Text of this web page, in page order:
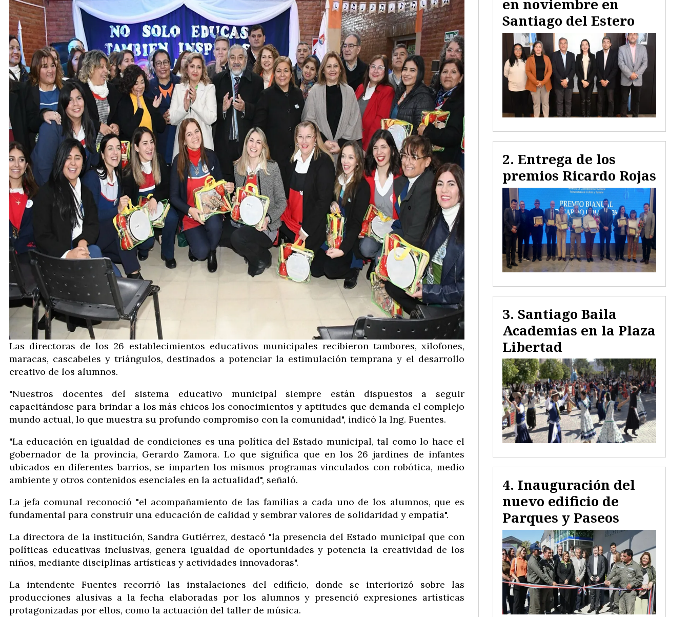
Las directoras de los 26 establecimientos educativos municipales recibieron tambores, xilofones,
maracas, cascabeles y triángulos, destinados a potenciar la estimulación temprana y el desarrollo
creativo de los alumnos.
"Nuestros docentes del sistema educativo municipal siempre están dispuestos a seguir
capacitándose para brindar a los más chicos los conocimientos y aptitudes que demanda el complejo
mundo actual, lo que muestra su profundo compromiso con la comunidad", indicó la Ing. Fuentes.
"La educación en igualdad de condiciones es una política del Estado municipal, tal como lo hace el
gobernador de la provincia, Gerardo Zamora. Lo que significa que en los 26 jardines de infantes
ubicados en diferentes barrios, se imparten los mismos programas vinculados con robótica, medio
ambiente y otros contenidos esenciales en la actualidad", señaló.
La jefa comunal reconoció "el acompañamiento de las familias a cada uno de los alumnos, que es
fundamental para construir una educación de calidad y sembrar valores de solidaridad y empatía".
La directora de la institución, Sandra Gutiérrez, destacó "la presencia del Estado municipal que con
políticas educativas inclusivas, genera igualdad de oportunidades y potencia la creatividad de los
niños, mediante disciplinas artísticas y actividades innovadoras".
La intendente Fuentes recorrió las instalaciones del edificio, donde se interiorizó sobre las
producciones alusivas a la fecha elaboradas por los alumnos y presenció expresiones artísticas
protagonizadas por ellos, como la actuación del taller de música.
en noviembre en
Santiago del Estero
Entrega de los
premios Ricardo Rojas
Santiago Baila
Academias en la Plaza
Libertad
Inauguración del
nuevo edificio de
Parques y Paseos